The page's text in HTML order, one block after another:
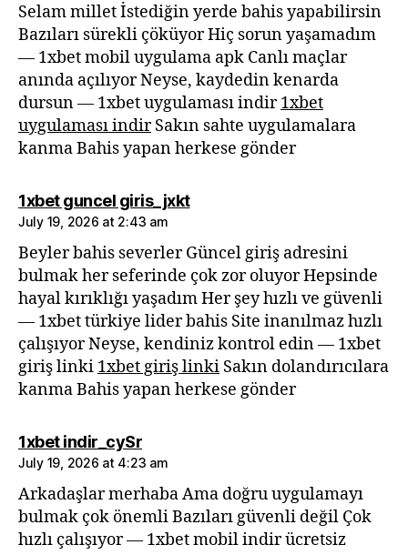
Selam millet İstediğin yerde bahis yapabilirsin
Bazıları sürekli çöküyor Hiç sorun yaşamadım
— 1xbet mobil uygulama apk Canlı maçlar
anında açılıyor Neyse, kaydedin kenarda
dursun — 1xbet uygulaması indir1xbet
uygulaması indirSakın sahte uygulamalara
kanma Bahis yapan herkese gönder
1xbet guncel giris_jxktsays:
July 19, 2026 at 2:43 am
Beyler bahis severler Güncel giriş adresini
bulmak her seferinde çok zor oluyor Hepsinde
hayal kırıklığı yaşadım Her şey hızlı ve güvenli
— 1xbet türkiye lider bahis Site inanılmaz hızlı
çalışıyor Neyse, kendiniz kontrol edin — 1xbet
giriş linki 1xbet giriş linki Sakın dolandırıcılara
kanma Bahis yapan herkese gönder
1xbet indir_cySrsays:
July 19, 2026 at 4:23 am
Arkadaşlar merhaba Ama doğru uygulamayı
bulmak çok önemli Bazıları güvenli değil Çok
hızlı çalışıyor — 1xbet mobil indir ücretsiz